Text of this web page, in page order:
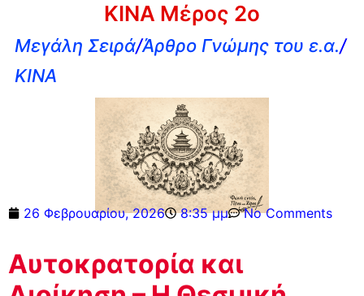
ΚΙΝΑ Μέρος 2ο
Μεγάλη Σειρά/Άρθρο Γνώμης του ε.α./
ΚΙΝΑ
26 Φεβρουαρίου, 2026 8:35 μμ No Comments
Αυτοκρατορία και